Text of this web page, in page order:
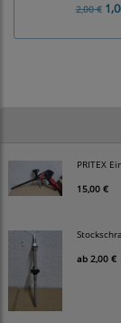
PRITEX
15,00 €
ab 2,00 €
2,00 €